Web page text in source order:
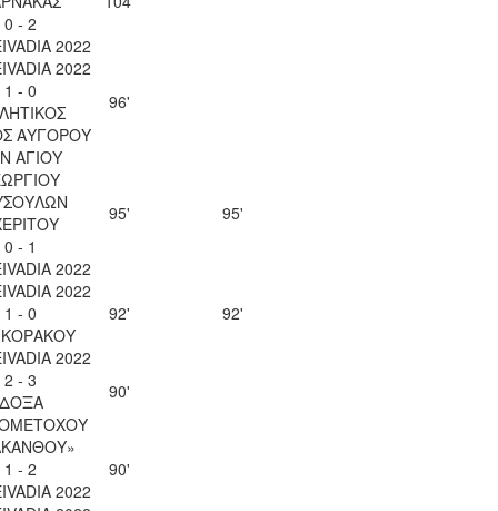
0 - 2
2022
2022
1 - 0
ΑΥΓΟΡΟΥ
96'
ΑΓΙΟΥ
0 - 1
2022
95' 95'
2022
1 - 0
92'
92'
2022
2 - 3
90'
1 - 2
2022
90'